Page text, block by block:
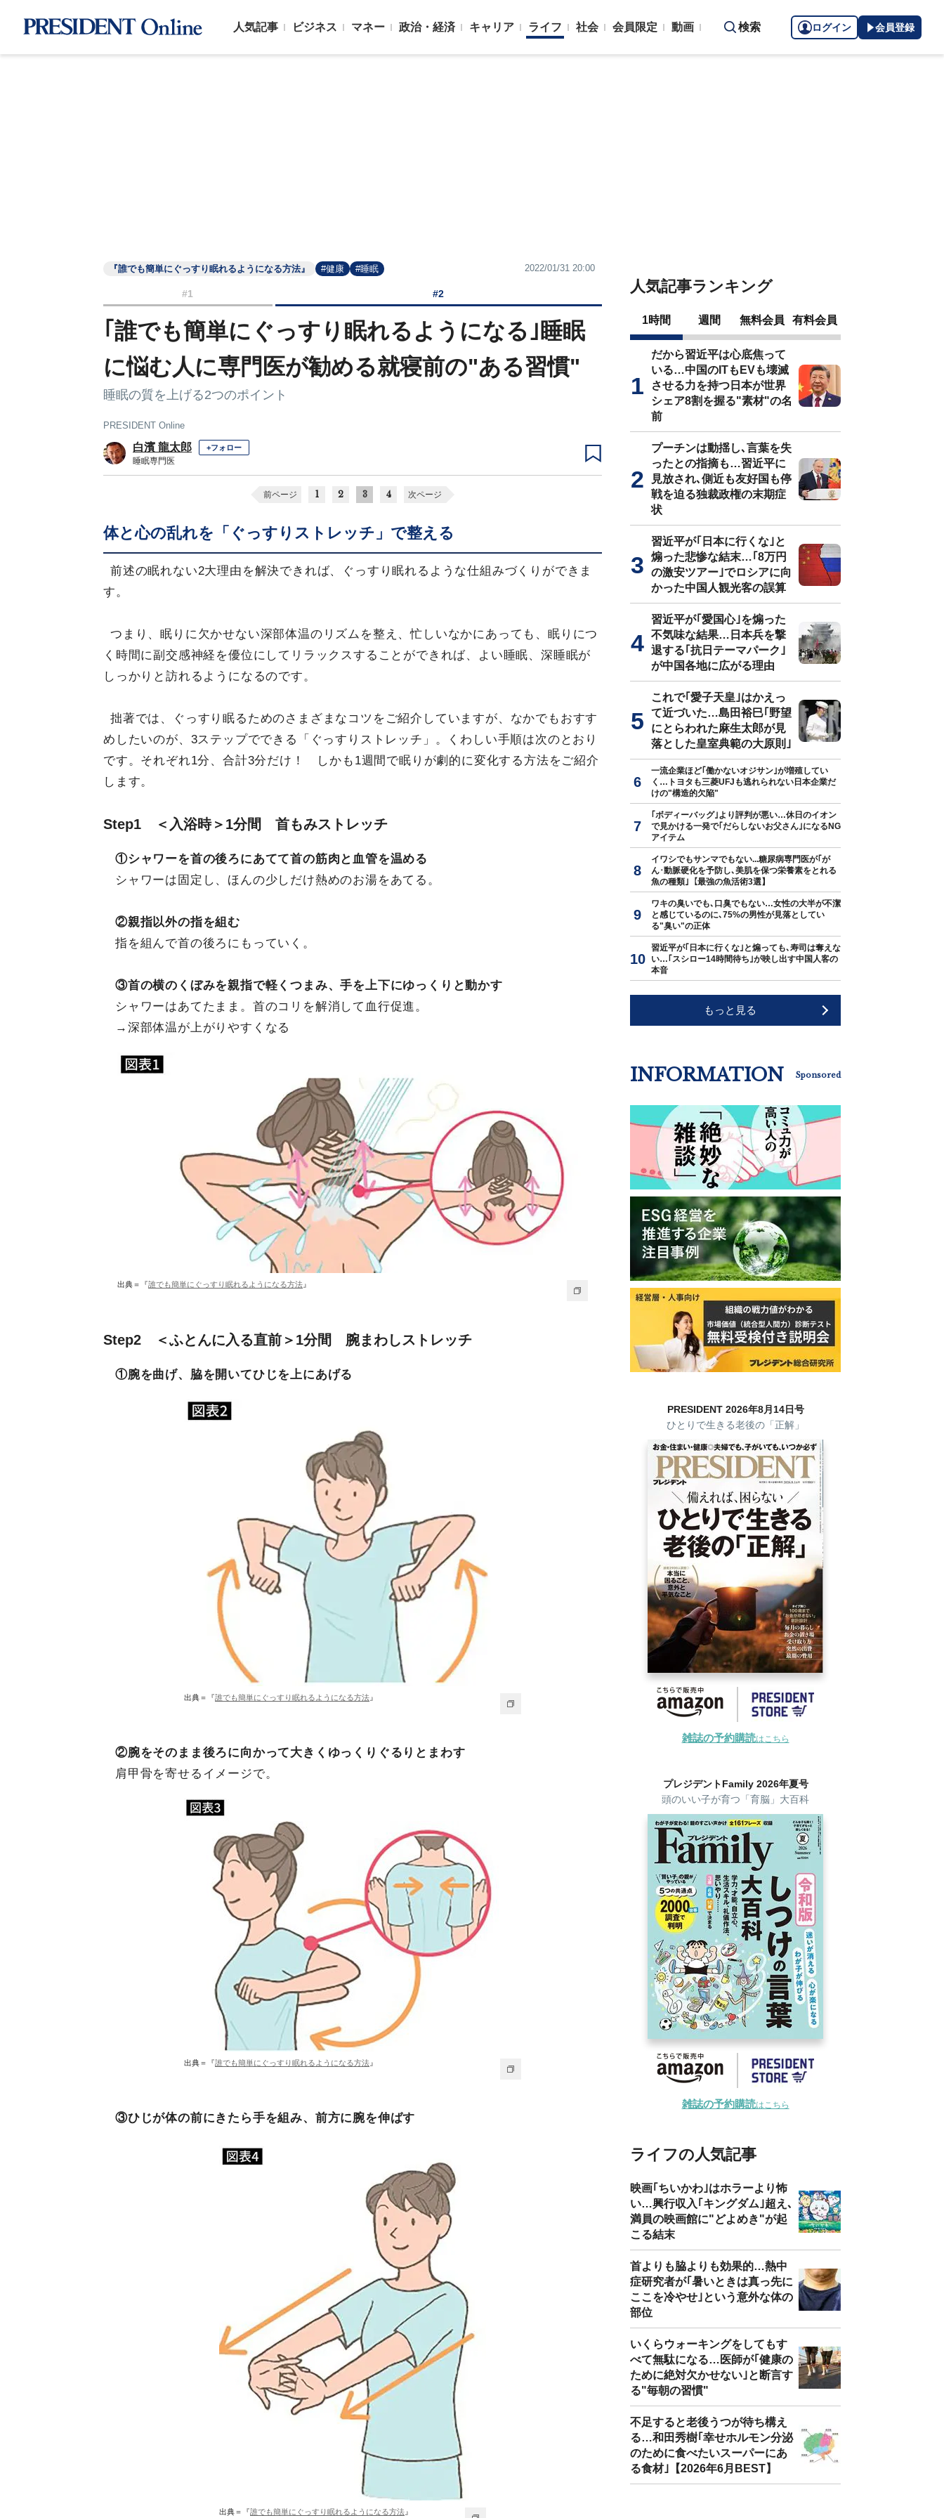
人気記事 ビジネス マネー 政治・経済 キャリア ライフ 社会 会員限定 動画 検索 ログイン 会員登録
『誰でも簡単にぐっすり眠れるようになる方法』 #健康 #睡眠 2022/01/31 20:00
#1 #2
｢誰でも簡単にぐっすり眠れるようになる｣睡眠
に悩む人に専門医が勧める就寝前の"ある習慣"
睡眠の質を上げる2つのポイント
PRESIDENT Online
白濱 龍太郎 +フォロー
睡眠専門医
前ページ 1 2 3 4 次ページ
体と心の乱れを「ぐっすりストレッチ」で整える
前述の眠れない2大理由を解決できれば、ぐっすり眠れるような仕組みづくりができま
す。
つまり、眠りに欠かせない深部体温のリズムを整え、忙しいなかにあっても、眠りにつ
く時間に副交感神経を優位にしてリラックスすることができれば、よい睡眠、深睡眠が
しっかりと訪れるようになるのです。
拙著では、ぐっすり眠るためのさまざまなコツをご紹介していますが、なかでもおすす
めしたいのが、3ステップでできる「ぐっすりストレッチ」。くわしい手順は次のとおり
です。それぞれ1分、合計3分だけ！ しかも1週間で眠りが劇的に変化する方法をご紹介
します。
Step1 ＜入浴時＞1分間 首もみストレッチ
①シャワーを首の後ろにあてて首の筋肉と血管を温める
シャワーは固定し、ほんの少しだけ熱めのお湯をあてる。
②親指以外の指を組む
指を組んで首の後ろにもっていく。
③首の横のくぼみを親指で軽くつまみ、手を上下にゆっくりと動かす
シャワーはあてたまま。首のコリを解消して血行促進。
→深部体温が上がりやすくなる
出典＝『誰でも簡単にぐっすり眠れるようになる方法 』
Step2 ＜ふとんに入る直前＞1分間 腕まわしストレッチ
①腕を曲げ、脇を開いてひじを上にあげる
出典＝『誰でも簡単にぐっすり眠れるようになる方法 』
②腕をそのまま後ろに向かって大きくゆっくりぐるりとまわす
肩甲骨を寄せるイメージで。
出典＝『誰でも簡単にぐっすり眠れるようになる方法 』
③ひじが体の前にきたら手を組み、前方に腕を伸ばす
出典＝『誰でも簡単にぐっすり眠れるようになる方法 』
人気記事ランキング
1時間 週間 無料会員 有料会員
だから習近平は心底焦って
いる…中国のITもEVも壊滅
させる力を持つ日本が世界
シェア8割を握る"素材"の名
前
プーチンは動揺し､言葉を失
ったとの指摘も…習近平に
見放され､側近も友好国も停
戦を迫る独裁政権の末期症
状
習近平が｢日本に行くな｣と
煽った悲惨な結末…｢8万円
の激安ツアー｣でロシアに向
かった中国人観光客の誤算
習近平が｢愛国心｣を煽った
不気味な結果…日本兵を撃
退する｢抗日テーマパーク｣
が中国各地に広がる理由
これで｢愛子天皇｣はかえっ
て近づいた…島田裕巳｢野望
にとらわれた麻生太郎が見
落とした皇室典範の大原則｣
一流企業ほど｢働かないオジサン｣が増殖してい
く…トヨタも三菱UFJも逃れられない日本企業だ
けの"構造的欠陥"
｢ボディーバッグ｣より評判が悪い…休日のイオン
で見かける一発で｢だらしないお父さん｣になるNG
アイテム
イワシでもサンマでもない...糖尿病専門医が｢が
ん･動脈硬化を予防し､美肌を保つ栄養素をとれる
魚の種類｣【最強の魚活術3選】
ワキの臭いでも､口臭でもない…女性の大半が不潔
と感じているのに､75%の男性が見落としてい
る"臭い"の正体
習近平が｢日本に行くな｣と煽っても､寿司は奪えな
い…｢スシロー14時間待ち｣が映し出す中国人客の
本音
もっと見る
INFORMATION Sponsored
PRESIDENT 2026年8月14日号
ひとりで生きる老後の「正解」
雑誌の予約購読はこちら
プレジデントFamily 2026年夏号
頭のいい子が育つ「育脳」大百科
雑誌の予約購読はこちら
ライフの人気記事
映画｢ちいかわ｣はホラーより怖
い…興行収入｢キングダム｣超え､
満員の映画館に"どよめき"が起
こる結末
首よりも脇よりも効果的…熱中
症研究者が｢暑いときは真っ先に
ここを冷やせ｣という意外な体の
部位
いくらウォーキングをしてもす
べて無駄になる…医師が｢健康の
ために絶対欠かせない｣と断言す
る"毎朝の習慣"
不足すると老後うつが待ち構え
る…和田秀樹｢幸せホルモン分泌
のために食べたいスーパーにあ
る食材｣【2026年6月BEST】